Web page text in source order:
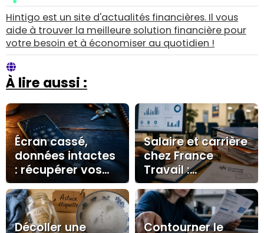
Hintigo est un site d'actualités financières. Il vous
aide à trouver la meilleure solution financière pour
votre besoin et à économiser au quotidien !
À lire aussi :
Écran cassé,
données intactes
: récupérer vos
fichiers avec OTG,
cloud ou
réparateur
Salaire et carrière
chez France
Travail :
rémunération,
avantages et
accès au métier
Décoller une
Contourner le